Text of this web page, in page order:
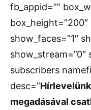
fb_appid=””
show_faces=”1″
show_stream=”0″
subscribers
desc=”
megadásával